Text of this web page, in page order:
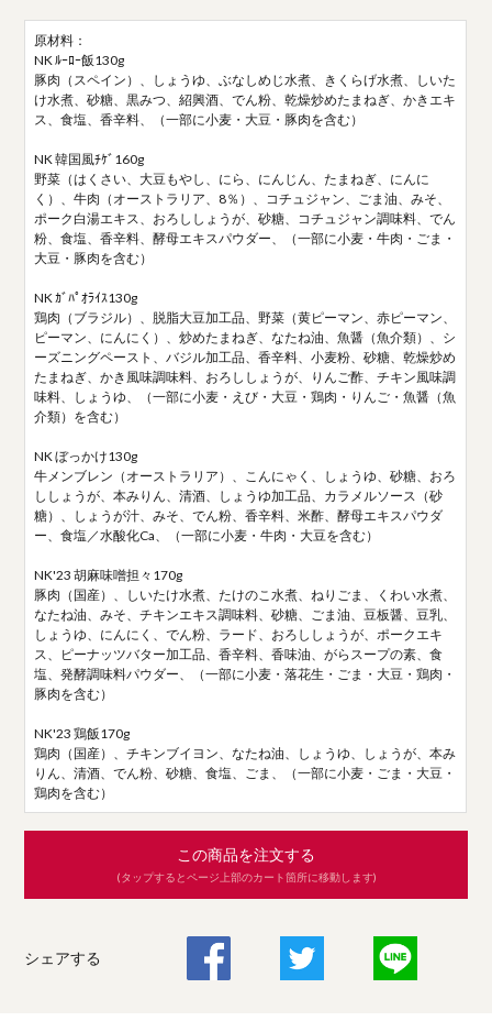
原材料：
NK ﾙｰﾛｰ飯130g
豚肉（スペイン）、しょうゆ、ぶなしめじ水煮、きくらげ水煮、しいた
け水煮、砂糖、黒みつ、紹興酒、でん粉、乾燥炒めたまねぎ、かきエキ
ス、食塩、香辛料、（一部に小麦・大豆・豚肉を含む）
NK 韓国風ﾁｹﾞ160g
野菜（はくさい、大豆もやし、にら、にんじん、たまねぎ、にんに
く）、牛肉（オーストラリア、8％）、コチュジャン、ごま油、みそ、
ポーク白湯エキス、おろししょうが、砂糖、コチュジャン調味料、でん
粉、食塩、香辛料、酵母エキスパウダー、（一部に小麦・牛肉・ごま・
大豆・豚肉を含む）
NK ｶﾞﾊﾟｵﾗｲｽ130g
鶏肉（ブラジル）、脱脂大豆加工品、野菜（黄ピーマン、赤ピーマン、
ピーマン、にんにく）、炒めたまねぎ、なたね油、魚醤（魚介類）、シ
ーズニングペースト、バジル加工品、香辛料、小麦粉、砂糖、乾燥炒め
たまねぎ、かき風味調味料、おろししょうが、りんご酢、チキン風味調
味料、しょうゆ、（一部に小麦・えび・大豆・鶏肉・りんご・魚醤（魚
介類）を含む）
NK ぼっかけ130g
牛メンブレン（オーストラリア）、こんにゃく、しょうゆ、砂糖、おろ
ししょうが、本みりん、清酒、しょうゆ加工品、カラメルソース（砂
糖）、しょうが汁、みそ、でん粉、香辛料、米酢、酵母エキスパウダ
ー、食塩／水酸化Ca、（一部に小麦・牛肉・大豆を含む）
NK'23 胡麻味噌担々170g
豚肉（国産）、しいたけ水煮、たけのこ水煮、ねりごま、くわい水煮、
なたね油、みそ、チキンエキス調味料、砂糖、ごま油、豆板醤、豆乳、
しょうゆ、にんにく、でん粉、ラード、おろししょうが、ポークエキ
ス、ピーナッツバター加工品、香辛料、香味油、がらスープの素、食
塩、発酵調味料パウダー、（一部に小麦・落花生・ごま・大豆・鶏肉・
豚肉を含む）
NK'23 鶏飯170g
鶏肉（国産）、チキンブイヨン、なたね油、しょうゆ、しょうが、本み
りん、清酒、でん粉、砂糖、食塩、ごま、（一部に小麦・ごま・大豆・
鶏肉を含む）
この商品を注文する
(タップするとページ上部のカート箇所に移動します)
シェアする